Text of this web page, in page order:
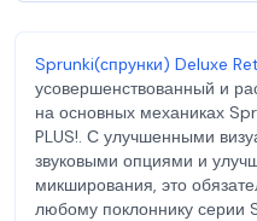
Sprunki(спрунки) Deluxe
усовершенствованный и
на основных механиках
PLUS!. С улучшенными
звуковыми опциями и
микширования, это
любому поклоннику серии